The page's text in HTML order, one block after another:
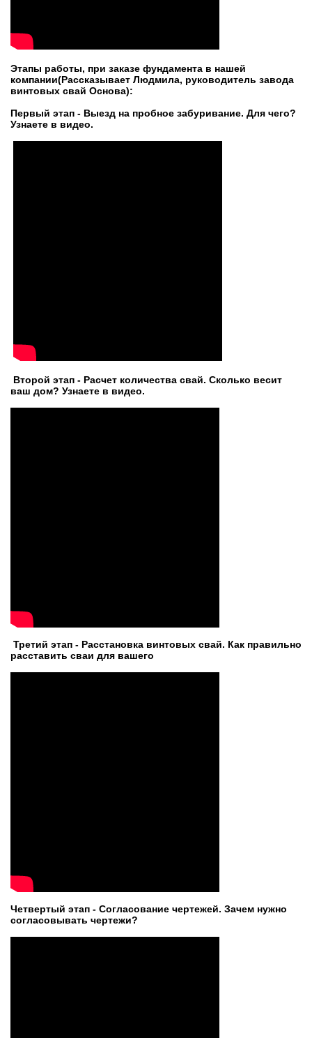
Этапы работы, при заказе фундамента в нашей
компании(Рассказывает Людмила, руководитель завода
винтовых свай Основа):
Первый этап - Выезд на пробное забуривание. Для чего?
Узнаете в видео.
Второй этап - Расчет количества свай. Сколько весит
ваш дом? Узнаете в видео.
Третий этап - Расстановка винтовых свай. Как правильно
расставить сваи для вашего
Четвертый этап - Согласование чертежей. Зачем нужно
согласовывать чертежи?